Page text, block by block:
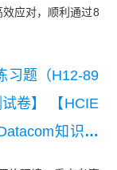
应对，顺利通过8
习题（H12-89
卷】
【HCIE
知识点